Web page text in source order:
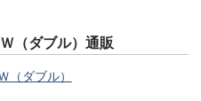
（ダブル）通販
（ダブル）